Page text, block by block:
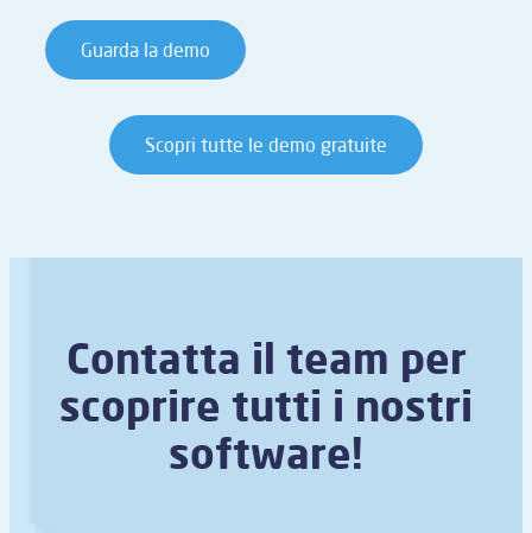
Guarda la demo
Scopri tutte le demo gratuite
Contatta il team per
scoprire tutti i nostri
software!